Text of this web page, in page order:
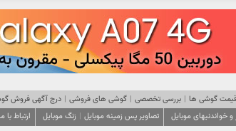
گوشی ها | بررسی تخصصی | گوشی های فروشی | درج آگهی فروش
و خواندنیهای موبایل تصاویر پس زمینه موبایل | زنگ موبایل ارتباط با ما